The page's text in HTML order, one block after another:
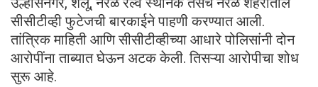
सीसीटीव्ही फुटेजची बारकाईने पाहणी करण्यात आली.
तांत्रिक माहिती आणि सीसीटीव्हीच्या आधारे पोलिसांनी दोन
आरोपींना ताब्यात घेऊन अटक केली. तिसऱ्या आरोपीचा शोध
सुरू आहे.